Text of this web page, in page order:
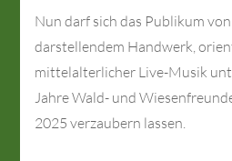
Nun darf sich das Publikum
darstellendem Handwerk,
mittelalterlicher Live-Musik
Jahre Wald- und
2025 verzaubern lassen.